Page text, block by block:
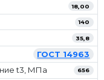
18,00
140
35,8
ГОСТ 14963
t3, МПа
656